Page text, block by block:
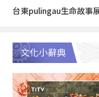
台東pulingau生命故事
文化小辭典